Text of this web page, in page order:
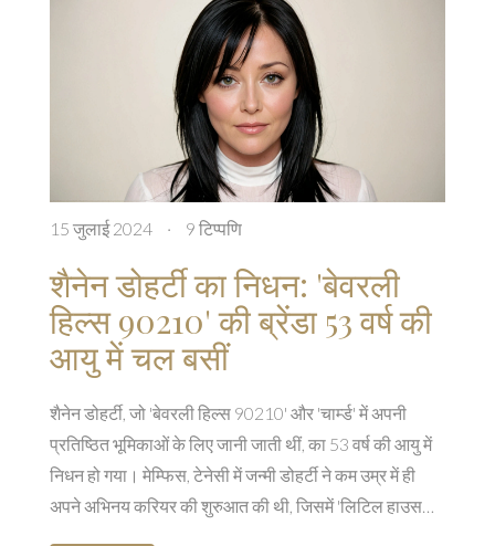
15 जुलाई 2024 · 9 टिप्पणि
शैनेन डोहर्टी का निधन: 'बेवरली
हिल्स 90210' की ब्रेंडा 53 वर्ष की
आयु में चल बसीं
शैनेन डोहर्टी, जो 'बेवरली हिल्स 90210' और 'चार्म्ड' में अपनी
प्रतिष्ठित भूमिकाओं के लिए जानी जाती थीं, का 53 वर्ष की आयु में
निधन हो गया। मेम्फिस, टेनेसी में जन्मी डोहर्टी ने कम उम्र में ही
अपने अभिनय करियर की शुरुआत की थी, जिसमें 'लिटिल हाउस